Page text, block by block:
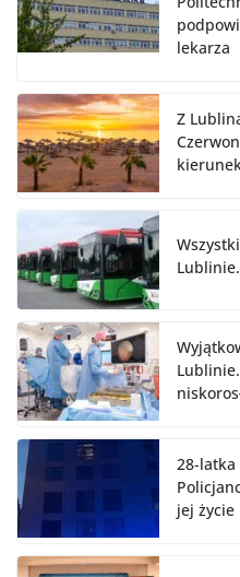
lekarza
Z
kierunek
28-latka
jej życie